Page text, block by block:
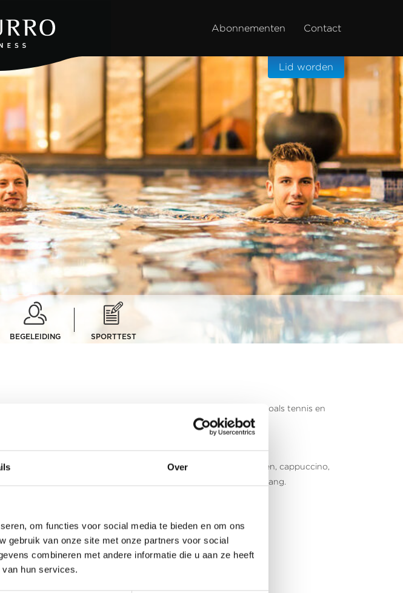
Over
om functies voor social media te bieden en om ons
gebruik van onze site met onze partners voor social
combineren met andere informatie die u aan ze heeft
hun services.
Abonnementen Contact
Lid worden
BEGELEIDING SPORTTEST
maar je kunt ook gebruik maken van sportfaciliteiten, zoals tennis en
– Hydromassage – Parkeren – Drankjes zoals vruchtensappen, cappuccino,
Golfbaan (materialen zijn te huur). En je hebt de hele dag toegang.